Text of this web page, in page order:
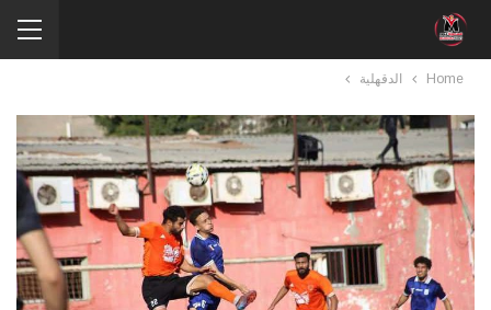
Home الدقهلية